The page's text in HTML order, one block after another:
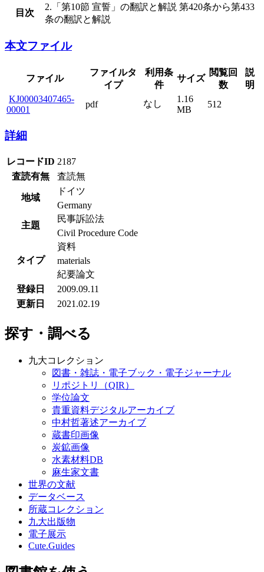
目次
2.「第10節 宣誓」の翻訳と解説 第420条から第433
条の翻訳と解説
本文ファイル
ファイル
ファイルタ
イプ
利用条
件
サイ
ズ
閲覧回
数
説
明
KJ00003407465-
pdf なし
1.16
MB
512
レコードID
2187
査読無
ドイツ
Germany
民事訴訟法
Civil Procedure Code
資料
materials
紀要論文
登録日
2009.09.11
探す・調べる
九大コレクション
図書・雑誌・電子ブック・電子ジャーナル
リポジトリ（QIR）
学位論文
貴重資料デジタルアーカイブ
中村哲著述アーカイブ
蔵書印画像
炭鉱画像
水素材料DB
麻生家文書
世界の文献
データベース
所蔵コレクション
九大出版物
電子展示